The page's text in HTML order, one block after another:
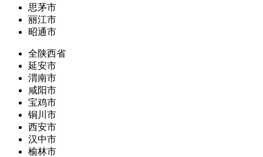
思茅市
丽江市
昭通市
全陕西省
延安市
渭南市
咸阳市
宝鸡市
铜川市
西安市
汉中市
榆林市